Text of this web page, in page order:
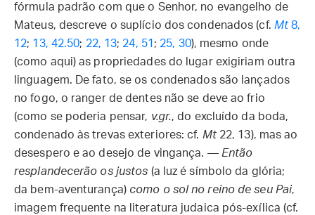
fórmula padrão com que o Senhor, no evangelho de
Mateus, descreve o suplício dos condenados (cf. Mt8,
12; 13, 42.50; 22, 13; 24, 51 ; 25, 30), mesmo onde
(como aqui) as propriedades do lugar exigiriam outra
linguagem. De fato, se os condenados são lançados
no fogo, o ranger de dentes não se deve ao frio
(como se poderia pensar, v.gr., do excluído da boda,
condenado às trevas exteriores: cf. Mt22, 13), mas ao
desespero e ao desejo de vingança. —Então
resplandecerão os justos (a luz é símbolo da glória;
da bem-aventurança) como o sol no reino de seu Pai,
imagem frequente na literatura judaica pós-exílica (cf.